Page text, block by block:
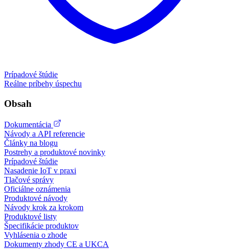
Prípadové štúdie
Reálne príbehy úspechu
Obsah
Dokumentácia
Návody a API referencie
Články na blogu
Postrehy a produktové novinky
Prípadové štúdie
Nasadenie IoT v praxi
Tlačové správy
Oficiálne oznámenia
Produktové návody
Návody krok za krokom
Produktové listy
Špecifikácie produktov
Vyhlásenia o zhode
Dokumenty zhody CE a UKCA